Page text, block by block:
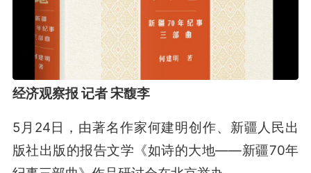
经济观察报 记者 宋馥李
5月24日，由著名作家何建明创作、新疆人民出
版社出版的报告文学《如诗的大地——新疆70年